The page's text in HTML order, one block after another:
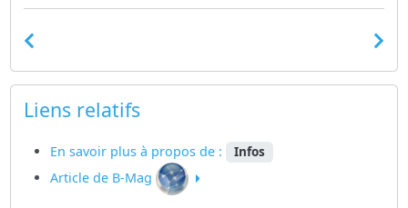
Liens relatifs
En savoir plus à propos de : Infos
Article de B-Mag